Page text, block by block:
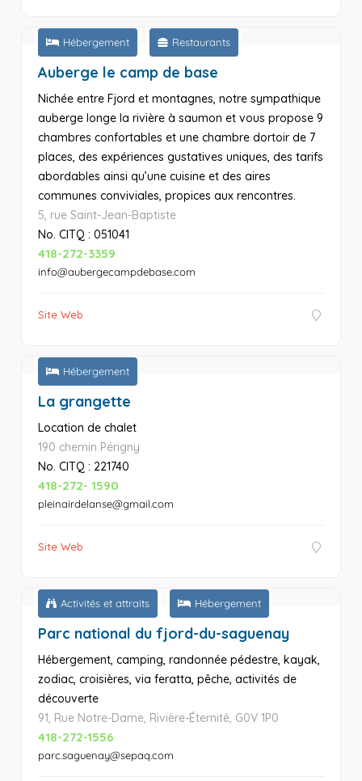
Hébergement Restaurants
Auberge le camp de base
Nichée entre Fjord et montagnes, notre sympathique
auberge longe la rivière à saumon et vous propose 9
chambres confortables et une chambre dortoir de 7
places, des expériences gustatives uniques, des tarifs
abordables ainsi qu’une cuisine et des aires
communes conviviales, propices aux rencontres.
5, rue Saint-Jean-Baptiste
No. CITQ : 051041
418-272-3359
info@aubergecampdebase.com
Site Web
Hébergement
La grangette
Location de chalet
190 chemin Périgny
No. CITQ : 221740
418-272- 1590
pleinairdelanse@gmail.com
Site Web
Activités et attraits Hébergement
Parc national du fjord-du-saguenay
Hébergement, camping, randonnée pédestre, kayak,
zodiac, croisières, via feratta, pêche, activités de
découverte
91, Rue Notre-Dame, Rivière-Éternité, G0V 1P0
418-272-1556
parc.saguenay@sepaq.com